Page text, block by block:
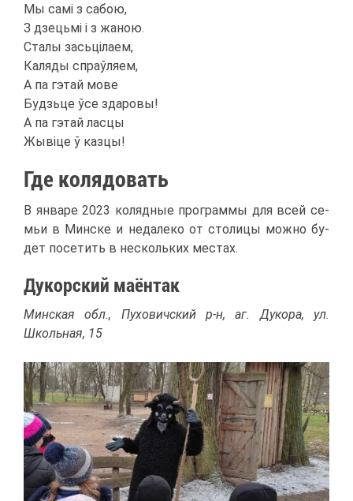
Мы самі з са­бою,
З дзе­цьмі і з жа­ною.
Ста­лы за­сьціла­ем,
Каля­ды спраўля­ем,
А па гэтай мо­ве
Буд­зь­це ўсе зда­ро­вы!
А па гэтай лас­цы
Жывіце ў каз­цы!
Где ко­ля­до­вать
В ян­ва­ре 2023 ко­ляд­ные про­грам­мы для всей се­
мьи в Мин­ске и неда­ле­ко от сто­ли­цы мож­но бу­
дет по­се­тить в несколь­ких ме­стах.
Ду­кор­ский ма­ён­так
Мин­ская обл., Пу­хо­вич­ский р-н, аг. Ду­ко­ра, ул.
Школь­ная, 15